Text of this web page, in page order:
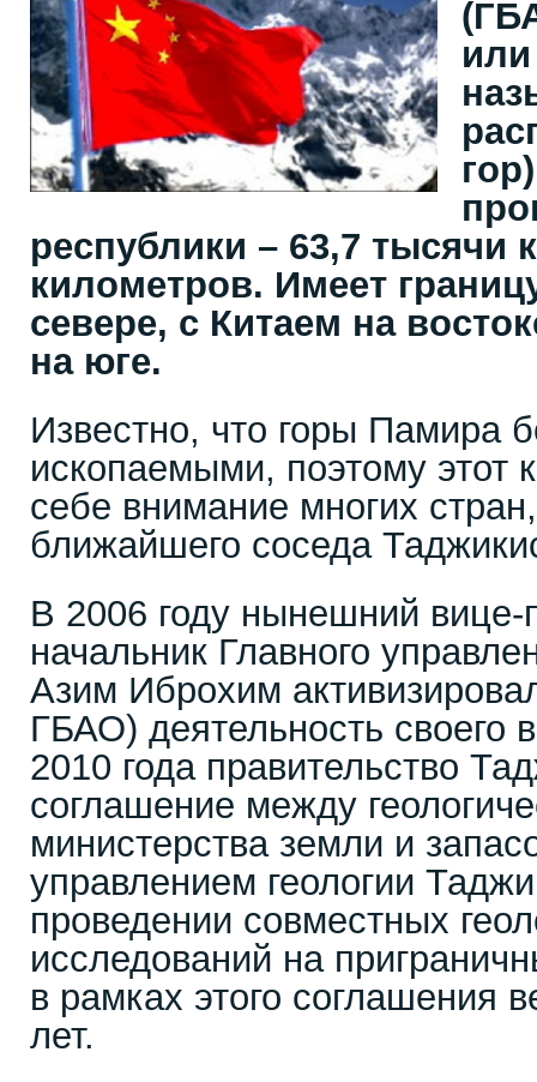
республики – 63,7 тысячи
километров. Имеет
севере, с Китаем на
на юге.
Известно, что горы Памира
ископаемыми, поэтому этот
себе внимание многих
ближайшего соседа
В 2006 году нынешний вице-
начальник Главного
Азим Иброхим
ГБАО) деятельность своего
2010 года правительство
соглашение между
министерства земли и
управлением геологии
проведении совместных
исследований на
в рамках этого соглашения
лет.